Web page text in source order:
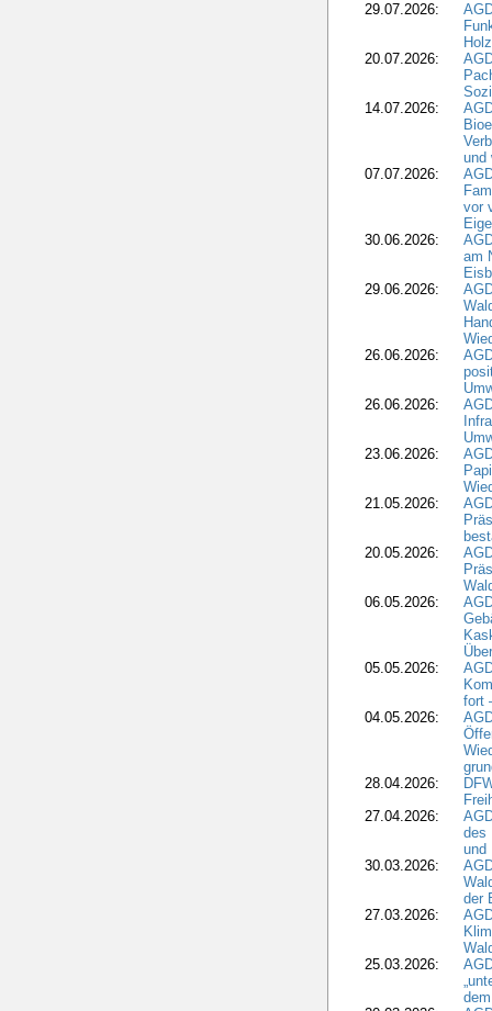
29.07.2026:
20.07.2026:
14.07.2026:
und
07.07.2026:
vor
30.06.2026:
am
29.06.2026:
26.06.2026:
26.06.2026:
23.06.2026:
21.05.2026:
20.05.2026:
06.05.2026:
05.05.2026:
fort
04.05.2026:
28.04.2026:
27.04.2026:
des
und
30.03.2026:
der
27.03.2026:
25.03.2026: